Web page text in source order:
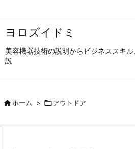
ヨロズイドミ
美容機器技術の説明からビジネススキ
説
ホーム > アウトドア